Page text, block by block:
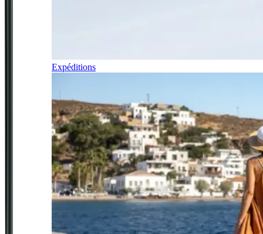
Expéditions